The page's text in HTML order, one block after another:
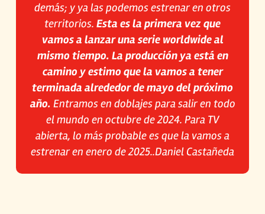
demás; y ya las podemos estrenar en otros
territorios. Esta es la primera vez que
vamos a lanzar una serie worldwide al
mismo tiempo. La producción ya está en
camino y estimo que la vamos a tener
terminada alrededor de mayo del próximo
año. Entramos en doblajes para salir en todo
el mundo en octubre de 2024. Para TV
abierta, lo más probable es que la vamos a
estrenar en enero de 2025..Daniel Castañeda